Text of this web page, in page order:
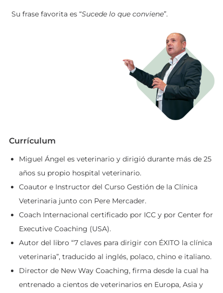
Su frase favorita es “Sucede lo que conviene”.
Currículum
Miguel Ángel es veterinario y dirigió durante más de 25
años su propio hospital veterinario.
Coautor e Instructor del Curso Gestión de la Clínica
Veterinaria junto con Pere Mercader.
Coach Internacional certificado por ICC y por Center for
Executive Coaching (USA).
Autor del libro “7 claves para dirigir con ÉXITO la clínica
veterinaria”, traducido al inglés, polaco, chino e italiano.
Director de New Way Coaching, firma desde la cual ha
entrenado a cientos de veterinarios en Europa, Asia y